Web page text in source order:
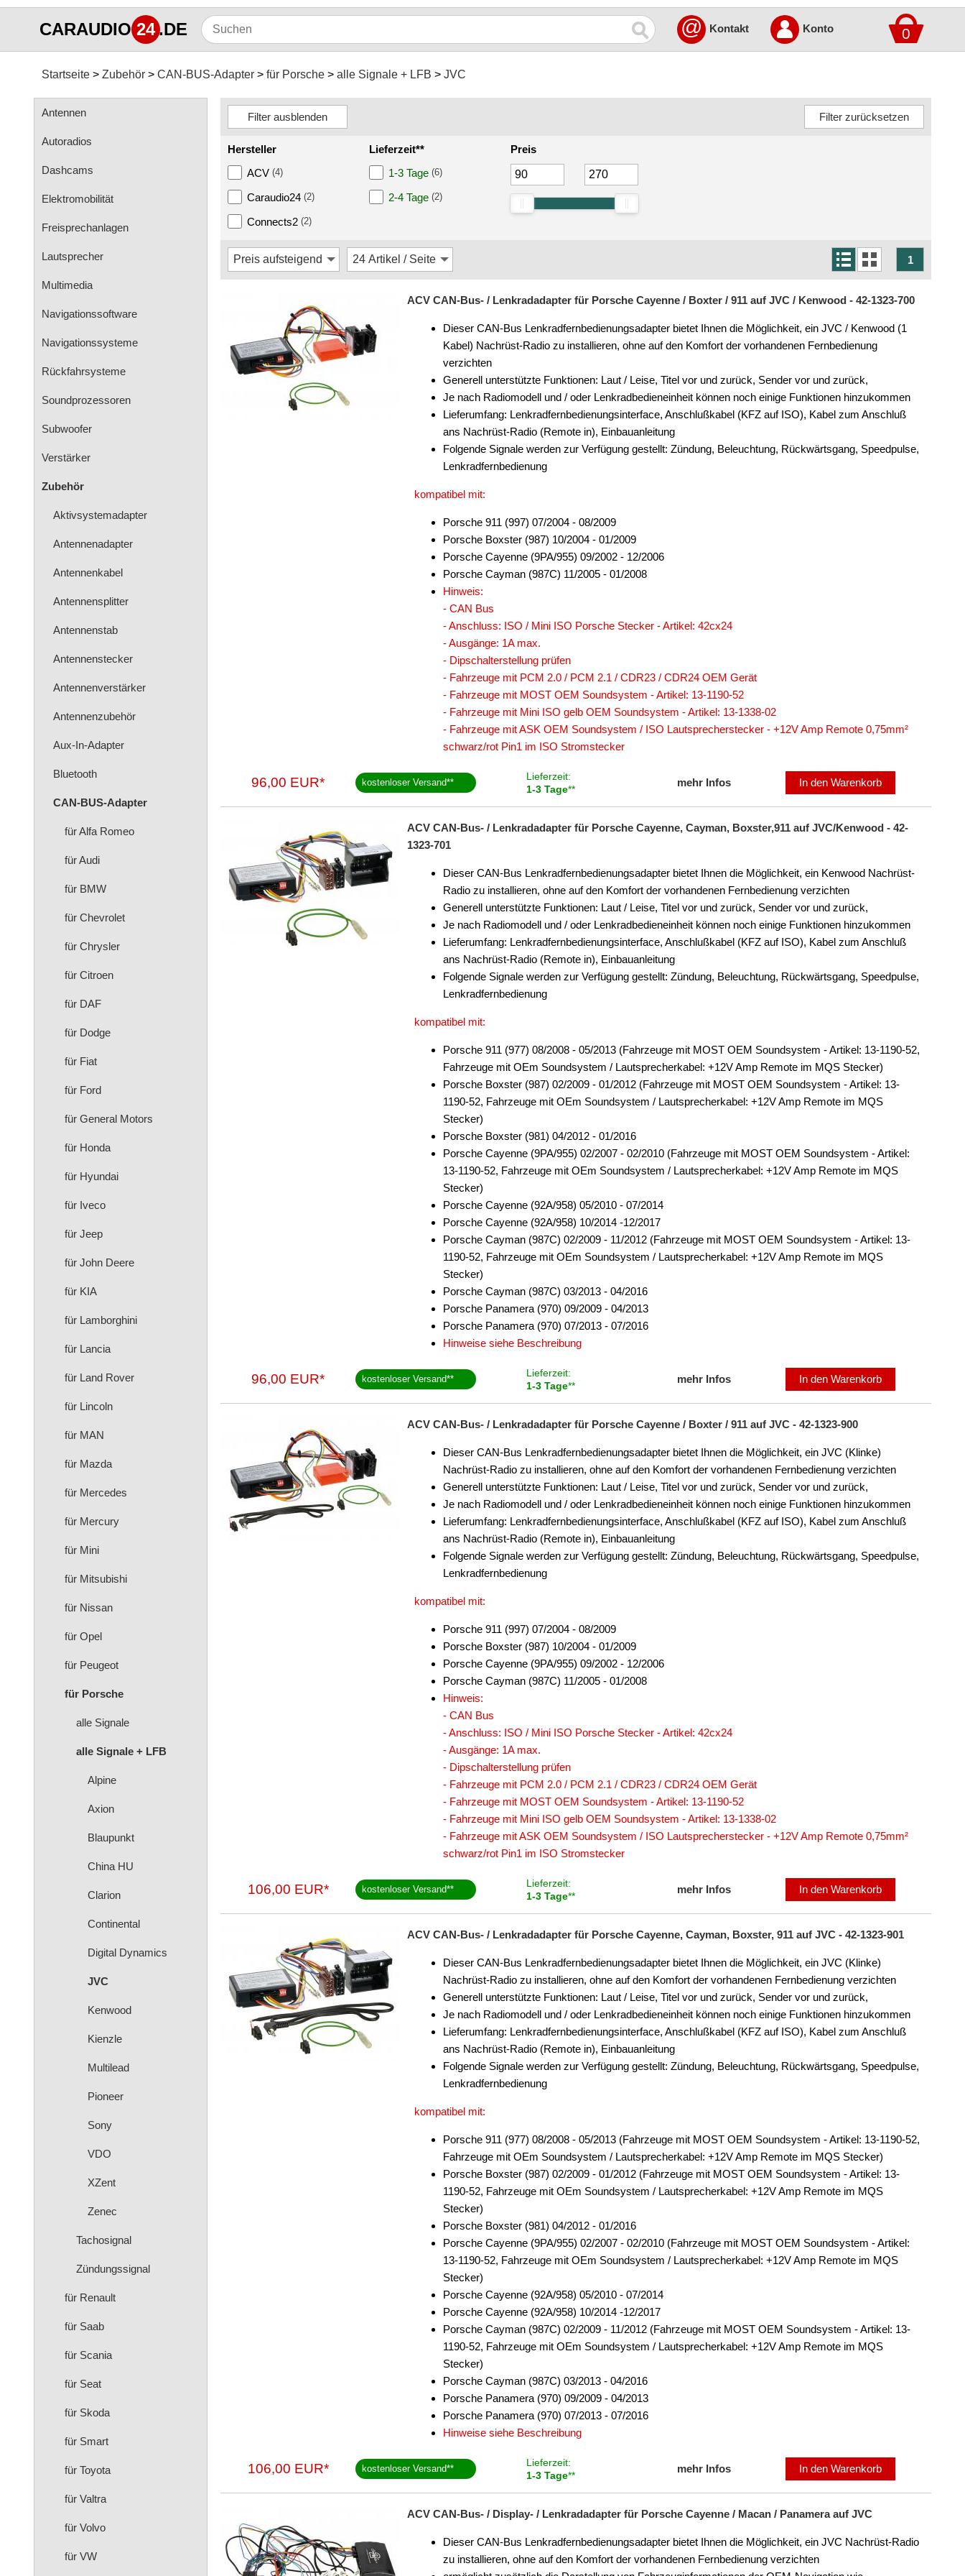
CARAUDIO 24.DE 0
@ Kontakt Konto
Startseite Zubehör CAN-BUS-Adapter für Porsche alle Signale + LFB JVC
Antennen
Autoradios
Dashcams
Elektromobilität
Freisprechanlagen
Lautsprecher
Multimedia
Navigationssoftware
Navigationssysteme
Rückfahrsysteme
Soundprozessoren
Subwoofer
Verstärker
Zubehör
Aktivsystemadapter
Antennenadapter
Antennenkabel
Antennensplitter
Antennenstab
Antennenstecker
Antennenverstärker
Antennenzubehör
Aux-In-Adapter
Bluetooth
CAN-BUS-Adapter
für Alfa Romeo
für Audi
für BMW
für Chevrolet
für Chrysler
für Citroen
für DAF
für Dodge
für Fiat
für Ford
für General Motors
für Honda
für Hyundai
für Iveco
für Jeep
für John Deere
für KIA
für Lamborghini
für Lancia
für Land Rover
für Lincoln
für MAN
für Mazda
für Mercedes
für Mercury
für Mini
für Mitsubishi
für Nissan
für Opel
für Peugeot
für Porsche
alle Signale
alle Signale + LFB
Alpine
Axion
Blaupunkt
China HU
Clarion
Continental
Digital Dynamics
JVC
Kenwood
Kienzle
Multilead
Pioneer
Sony
VDO
XZent
Zenec
Tachosignal
Zündungssignal
für Renault
für Saab
für Scania
für Seat
für Skoda
für Smart
für Toyota
für Valtra
für Volvo
für VW
Hersteller
ACV (4)
Caraudio24 (2)
Connects2 (2)
Lieferzeit**
1-3 Tage (6)
2-4 Tage (2)
Preis
1
ACV CAN-Bus- / Lenkradadapter für Porsche Cayenne / Boxter / 911 auf JVC / Kenwood - 42-1323-700
Dieser CAN-Bus Lenkradfernbedienungsadapter bietet Ihnen die Möglichkeit, ein JVC / Kenwood (1
Kabel) Nachrüst-Radio zu installieren, ohne auf den Komfort der vorhandenen Fernbedienung
verzichten
Generell unterstützte Funktionen: Laut / Leise, Titel vor und zurück, Sender vor und zurück,
Je nach Radiomodell und / oder Lenkradbedieneinheit können noch einige Funktionen hinzukommen
Lieferumfang: Lenkradfernbedienungsinterface, Anschlußkabel (KFZ auf ISO), Kabel zum Anschluß
ans Nachrüst-Radio (Remote in), Einbauanleitung
Folgende Signale werden zur Verfügung gestellt: Zündung, Beleuchtung, Rückwärtsgang, Speedpulse,
Lenkradfernbedienung
kompatibel mit:
Porsche 911 (997) 07/2004 - 08/2009
Porsche Boxster (987) 10/2004 - 01/2009
Porsche Cayenne (9PA/955) 09/2002 - 12/2006
Porsche Cayman (987C) 11/2005 - 01/2008
Hinweis:
- CAN Bus
- Anschluss: ISO / Mini ISO Porsche Stecker - Artikel: 42cx24
- Ausgänge: 1A max.
- Dipschalterstellung prüfen
- Fahrzeuge mit PCM 2.0 / PCM 2.1 / CDR23 / CDR24 OEM Gerät
- Fahrzeuge mit MOST OEM Soundsystem - Artikel: 13-1190-52
- Fahrzeuge mit Mini ISO gelb OEM Soundsystem - Artikel: 13-1338-02
- Fahrzeuge mit ASK OEM Soundsystem / ISO Lautsprecherstecker - +12V Amp Remote 0,75mm²
schwarz/rot Pin1 im ISO Stromstecker
96,00 EUR* kostenloser Versand**
Lieferzeit:
1-3 Tage**
mehr Infos In den Warenkorb
ACV CAN-Bus- / Lenkradadapter für Porsche Cayenne, Cayman, Boxster,911 auf JVC/Kenwood - 42-
1323-701
Dieser CAN-Bus Lenkradfernbedienungsadapter bietet Ihnen die Möglichkeit, ein Kenwood Nachrüst-
Radio zu installieren, ohne auf den Komfort der vorhandenen Fernbedienung verzichten
Generell unterstützte Funktionen: Laut / Leise, Titel vor und zurück, Sender vor und zurück,
Je nach Radiomodell und / oder Lenkradbedieneinheit können noch einige Funktionen hinzukommen
Lieferumfang: Lenkradfernbedienungsinterface, Anschlußkabel (KFZ auf ISO), Kabel zum Anschluß
ans Nachrüst-Radio (Remote in), Einbauanleitung
Folgende Signale werden zur Verfügung gestellt: Zündung, Beleuchtung, Rückwärtsgang, Speedpulse,
Lenkradfernbedienung
kompatibel mit:
Porsche 911 (977) 08/2008 - 05/2013 (Fahrzeuge mit MOST OEM Soundsystem - Artikel: 13-1190-52,
Fahrzeuge mit OEm Soundsystem / Lautsprecherkabel: +12V Amp Remote im MQS Stecker)
Porsche Boxster (987) 02/2009 - 01/2012 (Fahrzeuge mit MOST OEM Soundsystem - Artikel: 13-
1190-52, Fahrzeuge mit OEm Soundsystem / Lautsprecherkabel: +12V Amp Remote im MQS
Stecker)
Porsche Boxster (981) 04/2012 - 01/2016
Porsche Cayenne (9PA/955) 02/2007 - 02/2010 (Fahrzeuge mit MOST OEM Soundsystem - Artikel:
13-1190-52, Fahrzeuge mit OEm Soundsystem / Lautsprecherkabel: +12V Amp Remote im MQS
Stecker)
Porsche Cayenne (92A/958) 05/2010 - 07/2014
Porsche Cayenne (92A/958) 10/2014 -12/2017
Porsche Cayman (987C) 02/2009 - 11/2012 (Fahrzeuge mit MOST OEM Soundsystem - Artikel: 13-
1190-52, Fahrzeuge mit OEm Soundsystem / Lautsprecherkabel: +12V Amp Remote im MQS
Stecker)
Porsche Cayman (987C) 03/2013 - 04/2016
Porsche Panamera (970) 09/2009 - 04/2013
Porsche Panamera (970) 07/2013 - 07/2016
Hinweise siehe Beschreibung
96,00 EUR* kostenloser Versand**
Lieferzeit:
1-3 Tage**
mehr Infos In den Warenkorb
ACV CAN-Bus- / Lenkradadapter für Porsche Cayenne / Boxter / 911 auf JVC - 42-1323-900
Dieser CAN-Bus Lenkradfernbedienungsadapter bietet Ihnen die Möglichkeit, ein JVC (Klinke)
Nachrüst-Radio zu installieren, ohne auf den Komfort der vorhandenen Fernbedienung verzichten
Generell unterstützte Funktionen: Laut / Leise, Titel vor und zurück, Sender vor und zurück,
Je nach Radiomodell und / oder Lenkradbedieneinheit können noch einige Funktionen hinzukommen
Lieferumfang: Lenkradfernbedienungsinterface, Anschlußkabel (KFZ auf ISO), Kabel zum Anschluß
ans Nachrüst-Radio (Remote in), Einbauanleitung
Folgende Signale werden zur Verfügung gestellt: Zündung, Beleuchtung, Rückwärtsgang, Speedpulse,
Lenkradfernbedienung
kompatibel mit:
Porsche 911 (997) 07/2004 - 08/2009
Porsche Boxster (987) 10/2004 - 01/2009
Porsche Cayenne (9PA/955) 09/2002 - 12/2006
Porsche Cayman (987C) 11/2005 - 01/2008
Hinweis:
- CAN Bus
- Anschluss: ISO / Mini ISO Porsche Stecker - Artikel: 42cx24
- Ausgänge: 1A max.
- Dipschalterstellung prüfen
- Fahrzeuge mit PCM 2.0 / PCM 2.1 / CDR23 / CDR24 OEM Gerät
- Fahrzeuge mit MOST OEM Soundsystem - Artikel: 13-1190-52
- Fahrzeuge mit Mini ISO gelb OEM Soundsystem - Artikel: 13-1338-02
- Fahrzeuge mit ASK OEM Soundsystem / ISO Lautsprecherstecker - +12V Amp Remote 0,75mm²
schwarz/rot Pin1 im ISO Stromstecker
106,00 EUR* kostenloser Versand**
Lieferzeit:
1-3 Tage**
mehr Infos In den Warenkorb
ACV CAN-Bus- / Lenkradadapter für Porsche Cayenne, Cayman, Boxster, 911 auf JVC - 42-1323-901
Dieser CAN-Bus Lenkradfernbedienungsadapter bietet Ihnen die Möglichkeit, ein JVC (Klinke)
Nachrüst-Radio zu installieren, ohne auf den Komfort der vorhandenen Fernbedienung verzichten
Generell unterstützte Funktionen: Laut / Leise, Titel vor und zurück, Sender vor und zurück,
Je nach Radiomodell und / oder Lenkradbedieneinheit können noch einige Funktionen hinzukommen
Lieferumfang: Lenkradfernbedienungsinterface, Anschlußkabel (KFZ auf ISO), Kabel zum Anschluß
ans Nachrüst-Radio (Remote in), Einbauanleitung
Folgende Signale werden zur Verfügung gestellt: Zündung, Beleuchtung, Rückwärtsgang, Speedpulse,
Lenkradfernbedienung
kompatibel mit:
Porsche 911 (977) 08/2008 - 05/2013 (Fahrzeuge mit MOST OEM Soundsystem - Artikel: 13-1190-52,
Fahrzeuge mit OEm Soundsystem / Lautsprecherkabel: +12V Amp Remote im MQS Stecker)
Porsche Boxster (987) 02/2009 - 01/2012 (Fahrzeuge mit MOST OEM Soundsystem - Artikel: 13-
1190-52, Fahrzeuge mit OEm Soundsystem / Lautsprecherkabel: +12V Amp Remote im MQS
Stecker)
Porsche Boxster (981) 04/2012 - 01/2016
Porsche Cayenne (9PA/955) 02/2007 - 02/2010 (Fahrzeuge mit MOST OEM Soundsystem - Artikel:
13-1190-52, Fahrzeuge mit OEm Soundsystem / Lautsprecherkabel: +12V Amp Remote im MQS
Stecker)
Porsche Cayenne (92A/958) 05/2010 - 07/2014
Porsche Cayenne (92A/958) 10/2014 -12/2017
Porsche Cayman (987C) 02/2009 - 11/2012 (Fahrzeuge mit MOST OEM Soundsystem - Artikel: 13-
1190-52, Fahrzeuge mit OEm Soundsystem / Lautsprecherkabel: +12V Amp Remote im MQS
Stecker)
Porsche Cayman (987C) 03/2013 - 04/2016
Porsche Panamera (970) 09/2009 - 04/2013
Porsche Panamera (970) 07/2013 - 07/2016
Hinweise siehe Beschreibung
106,00 EUR* kostenloser Versand**
Lieferzeit:
1-3 Tage**
mehr Infos In den Warenkorb
ACV CAN-Bus- / Display- / Lenkradadapter für Porsche Cayenne / Macan / Panamera auf JVC
Dieser CAN-Bus Lenkradfernbedienungsadapter bietet Ihnen die Möglichkeit, ein JVC Nachrüst-Radio
zu installieren, ohne auf den Komfort der vorhandenen Fernbedienung verzichten